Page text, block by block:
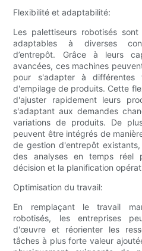
Flexibilité et adaptabilité:
Les palettiseurs robotisés
adaptables à diverses
d’entrepôt. Grâce à leurs
avancées, ces machines
pour s'adapter à différentes
d'empilage de produits. Cette
d'ajuster rapidement leurs
s'adaptant aux demandes
variations de produits. De
peuvent être intégrés de
de gestion d'entrepôt
des analyses en temps réel
décision et la planification
Optimisation du travail:
En remplaçant le travail
robotisés, les entreprises
d'œuvre et réorienter les
tâches à plus forte valeur